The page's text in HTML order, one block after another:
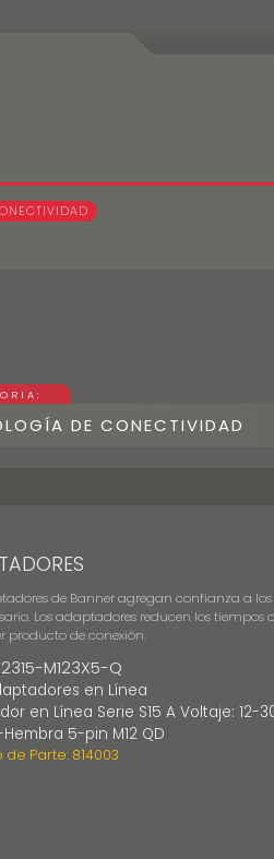
DE CONECTIVIDAD
de Banner agregan confianza a
Los adaptadores reducen los
producto de conexión.
M123X5-Q
en Línea
en Línea Serie S15 A Voltaje: 12-
5-pin M12 QD
Parte: 814003